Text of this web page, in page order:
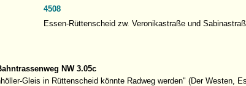
4508
Essen-Rüttenscheid zw. Veronikastraße und
NW 3.05c
Gleis in Rüttenscheid könnte Radweg werden" (Der Westen,